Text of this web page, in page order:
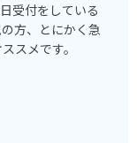
受付をしている
方、とにかく急
スメです。